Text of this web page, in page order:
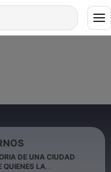
DE UNA CIUDAD
QUIENES LA